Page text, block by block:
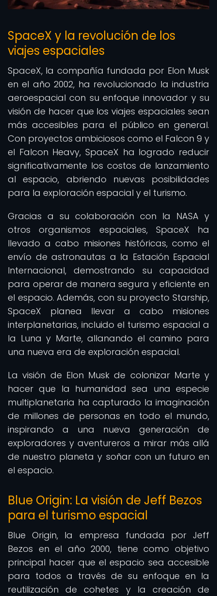
SpaceX y la revolución de los
viajes espaciales
SpaceX, la compañía fundada por Elon Musk
en el año 2002, ha revolucionado la industria
aeroespacial con su enfoque innovador y su
visión de hacer que los viajes espaciales sean
más accesibles para el público en general.
Con proyectos ambiciosos como el Falcon 9 y
el Falcon Heavy, SpaceX ha logrado reducir
significativamente los costos de lanzamiento
al espacio, abriendo nuevas posibilidades
para la exploración espacial y el turismo.
Gracias a su colaboración con la NASA y
otros organismos espaciales, SpaceX ha
llevado a cabo misiones históricas, como el
envío de astronautas a la Estación Espacial
Internacional, demostrando su capacidad
para operar de manera segura y eficiente en
el espacio. Además, con su proyecto Starship,
SpaceX planea llevar a cabo misiones
interplanetarias, incluido el turismo espacial a
la Luna y Marte, allanando el camino para
una nueva era de exploración espacial.
La visión de Elon Musk de colonizar Marte y
hacer que la humanidad sea una especie
multiplanetaria ha capturado la imaginación
de millones de personas en todo el mundo,
inspirando a una nueva generación de
exploradores y aventureros a mirar más allá
de nuestro planeta y soñar con un futuro en
el espacio.
Blue Origin: La visión de Jeff Bezos
para el turismo espacial
Blue Origin, la empresa fundada por Jeff
Bezos en el año 2000, tiene como objetivo
principal hacer que el espacio sea accesible
para todos a través de su enfoque en la
reutilización de cohetes y la creación de